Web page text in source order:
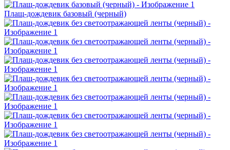
Плащ-дождевик базовый (черный)